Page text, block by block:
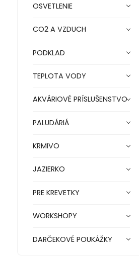
OSVETLENIE
CO2 A VZDUCH
PODKLAD
TEPLOTA VODY
AKVÁRIOVÉ PRÍSLUŠENSTVO
PALUDÁRIÁ
KRMIVO
JAZIERKO
PRE KREVETKY
WORKSHOPY
DARČEKOVÉ POUKÁŽKY